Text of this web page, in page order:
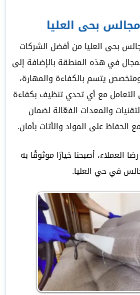
بحى العليا
بحى العليا من أفضل الشركات
في هذه المنطقة بالإضافة إلى
يتسم بالكفاءة والمهارة،
التعامل مع أي تحدي تنظيف بكفاءة
والمعدات الفعّالة لضمان
الحفاظ على المواد والأثاث بأمان.
العملاء، أصبحنا خيارًا موثوقًا به
في حي العليا.